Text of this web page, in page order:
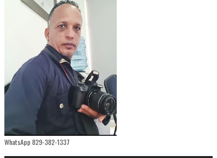
WhatsApp 829-382-1337